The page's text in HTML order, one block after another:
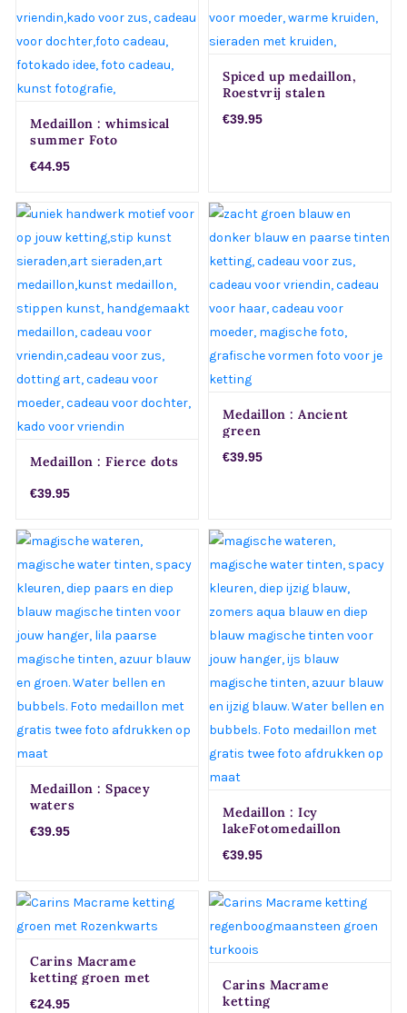
Medaillon : whimsical
summer Foto
4 verschillende
voorkanten met close
up foto`s van zacht
roze,gele en zalm
kleurige bloemen,
binnen in komt de foto
die je graag dicht bij je
draagt
€44.95
Spiced up medaillon,
Roestvrij stalen
met drie verschillende
kruiden in mooie
tinten. Rvs/roesvrij
stalen fotomedaillon.
Voor het dicht bij je
dragen van je speciale
foto.
€39.95
Medaillon : Fierce dots
€39.95
Medaillon : Ancient
green
€39.95
Medaillon : Spacey
waters
€39.95
Medaillon : Icy
lakeFotomedaillon
verschillende
voorkanten met close
up foto`s van aqua
blauw glas. Voor het
dicht bij je dragen van
€39.95
Carins Macrame
ketting groen met
€24.95
Carins Macrame
ketting